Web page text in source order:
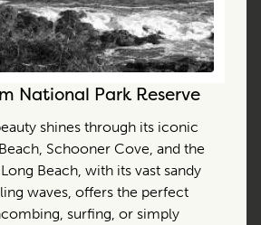
National Park Reserve
shines through its iconic
Schooner Cove, and the
Beach, with its vast sandy
waves, offers the perfect
surfing, or simply